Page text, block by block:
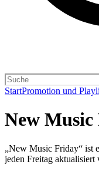
StartPromotion und
New
„New Music Friday“ ist
jeden Freitag aktualisiert